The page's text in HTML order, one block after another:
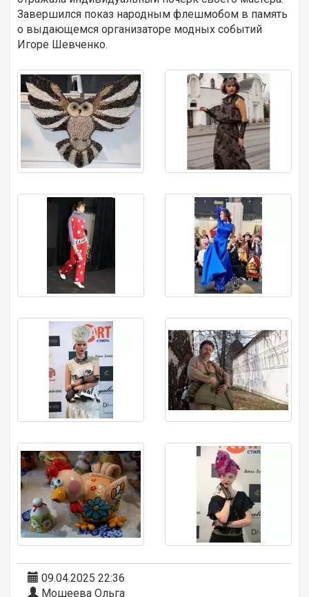
Завершился показ народным флешмобом в память
о выдающемся организаторе модных событий
Игоре Шевченко.
09.04.2025 22:36
Мошеева Ольга